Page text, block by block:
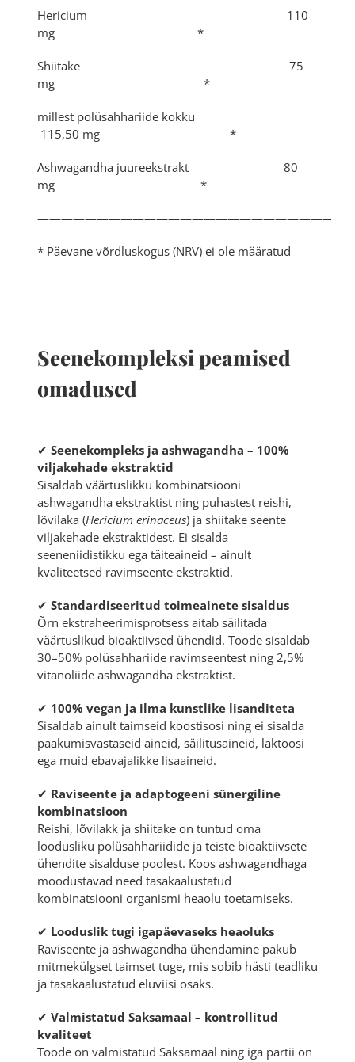
Hericium 110
mg *
Shiitake 75
mg *
millest polüsahhariide kokku
115,50 mg *
Ashwagandha juureekstrakt 80
mg *
* Päevane võrdluskogus (NRV) ei ole määratud
Seenekompleksi peamised
omadused
✔ Seenekompleks ja ashwagandha – 100%
viljakehade ekstraktid
Sisaldab väärtuslikku kombinatsiooni
ashwagandha ekstraktist ning puhastest reishi,
lõvilaka (Hericium erinaceus) ja shiitake seente
viljakehade ekstraktidest. Ei sisalda
seeneniidistikku ega täiteaineid – ainult
kvaliteetsed ravimseente ekstraktid.
✔ Standardiseeritud toimeainete sisaldus
Õrn ekstraheerimisprotsess aitab säilitada
väärtuslikud bioaktiivsed ühendid. Toode sisaldab
30–50% polüsahhariide ravimseentest ning 2,5%
vitanoliide ashwagandha ekstraktist.
✔ 100% vegan ja ilma kunstlike lisanditeta
Sisaldab ainult taimseid koostisosi ning ei sisalda
paakumisvastaseid aineid, säilitusaineid, laktoosi
ega muid ebavajalikke lisaaineid.
✔ Raviseente ja adaptogeeni sünergiline
kombinatsioon
Reishi, lõvilakk ja shiitake on tuntud oma
loodusliku polüsahhariidide ja teiste bioaktiivsete
ühendite sisalduse poolest. Koos ashwagandhaga
moodustavad need tasakaalustatud
kombinatsiooni organismi heaolu toetamiseks.
✔ Looduslik tugi igapäevaseks heaoluks
Raviseente ja ashwagandha ühendamine pakub
mitmekülgset taimset tuge, mis sobib hästi teadliku
ja tasakaalustatud eluviisi osaks.
✔ Valmistatud Saksamaal – kontrollitud
kvaliteet
Toode on valmistatud Saksamaal ning iga partii on